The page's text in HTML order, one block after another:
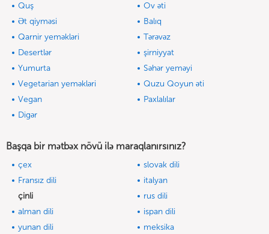
Quş
Ov əti
Ət qiyməsi
Balıq
Qarnir yeməkləri
Tərəvəz
Desertlər
şirniyyat
Yumurta
Səhər yeməyi
Vegetarian yeməkləri
Quzu Qoyun əti
Vegan
Paxlalılar
Digər
Başqa bir mətbəx növü ilə maraqlanırsınız?
çex
slovak dili
Fransız dili
italyan
çinli
rus dili
alman dili
ispan dili
yunan dili
meksika